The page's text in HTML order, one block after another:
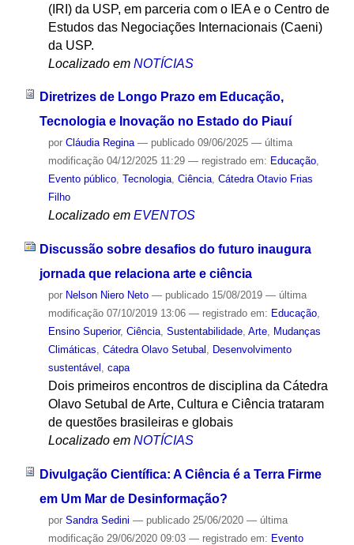
(IRI) da USP, em parceria com o IEA e o Centro de
Estudos das Negociações Internacionais (Caeni)
da USP.
Localizado em NOTÍCIAS
Diretrizes de Longo Prazo em Educação,
Tecnologia e Inovação no Estado do Piauí
por Cláudia Regina — publicado09/06/2025 — última
modificação04/12/2025 11:29 — registrado em: Educação,
Evento público, Tecnologia, Ciência, Cátedra Otavio Frias
Filho
Localizado em EVENTOS
Discussão sobre desafios do futuro inaugura
jornada que relaciona arte e ciência
por Nelson Niero Neto — publicado15/08/2019 — última
modificação07/10/2019 13:06 — registrado em: Educação,
Ensino Superior, Ciência, Sustentabilidade, Arte, Mudanças
Climáticas, Cátedra Olavo Setubal , Desenvolvimento
sustentável , capa
Dois primeiros encontros de disciplina da Cátedra
Olavo Setubal de Arte, Cultura e Ciência trataram
de questões brasileiras e globais
Localizado em NOTÍCIAS
Divulgação Científica: A Ciência é a Terra Firme
em Um Mar de Desinformação?
por Sandra Sedini — publicado25/06/2020 — última
modificação29/06/2020 09:03 — registrado em: Evento